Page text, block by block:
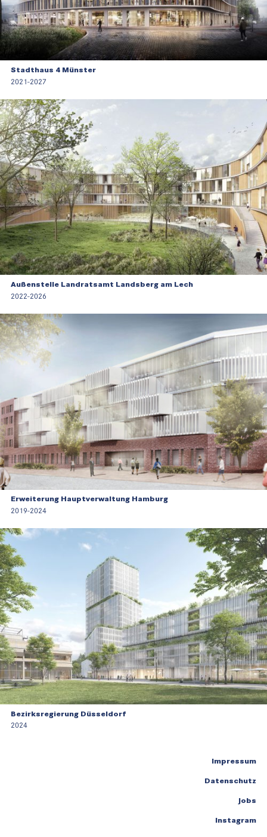
Stadthaus 4 Münster
2021-2027
Außenstelle Landratsamt Landsberg am Lech
2022-2026
Erweiterung Hauptverwaltung Hamburg
2019-2024
Bezirksregierung Düsseldorf
2024
Impressum
Datenschutz
Jobs
Instagram